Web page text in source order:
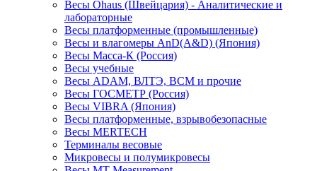
Весы Ohaus (Швейцария) - Аналитические и
лабораторные
Весы платформенные (промышленные)
Весы и влагомеры AnD(A&D) (Япония)
Весы Масса-К (Россия)
Весы учебные
Весы ADAM, ВЛТЭ, BCM и прочие
Весы ГОСМЕТР (Россия)
Весы VIBRA (Япония)
Весы платформенные, взрывобезопасные
Весы MERTECH
Терминалы весовые
Микровесы и полумикровесы